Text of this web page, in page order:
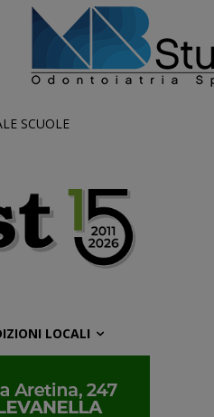
SCUOLE
LOCALI